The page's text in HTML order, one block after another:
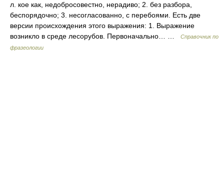
л. кое как, недобросовестно, нерадиво; 2. без разбора,
беспорядочно; 3. несогласованно, с перебоями. Есть две
версии происхождения этого выражения: 1. Выражение
возникло в среде лесорубов. Первоначально… …
Справочник по
фразеологии